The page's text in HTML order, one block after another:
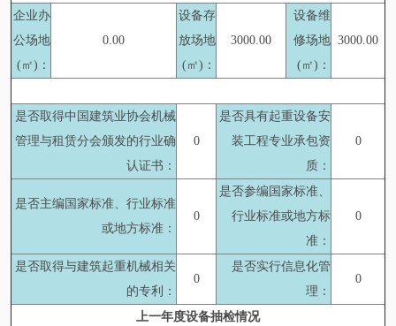
企业办
公场地
(㎡)：
0.00
设备存
放场地
(㎡)：
3000.00
设备维
修场地
(㎡)：
3000.00
是否取得中国建筑业协会机械
管理与租赁分会颁发的行业确
认证书：
0
是否具有起重设备安
装工程专业承包资
质：
0
是否主编国家标准、行业标准
或地方标准：
0
是否参编国家标准、
行业标准或地方标
准：
0
是否取得与建筑起重机械相关
的专利：
0
是否实行信息化管
理：
0
上一年度设备抽检情况